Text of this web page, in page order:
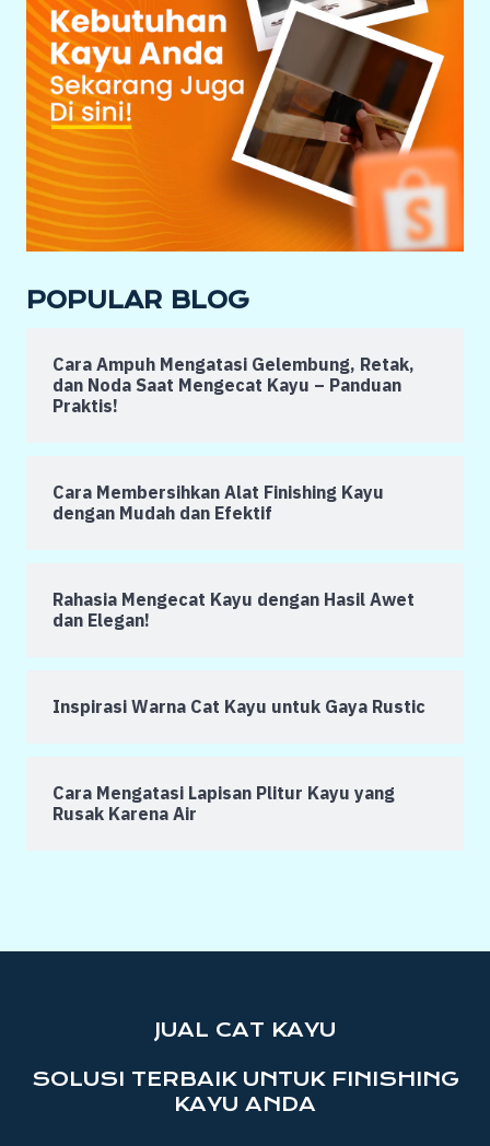
POPULAR BLOG
Cara Ampuh Mengatasi Gelembung, Retak,
dan Noda Saat Mengecat Kayu – Panduan
Praktis!
Cara Membersihkan Alat Finishing Kayu
dengan Mudah dan Efektif
Rahasia Mengecat Kayu dengan Hasil Awet
dan Elegan!
Inspirasi Warna Cat Kayu untuk Gaya Rustic
Cara Mengatasi Lapisan Plitur Kayu yang
Rusak Karena Air
JUAL CAT KAYU
SOLUSI TERBAIK UNTUK FINISHING
KAYU ANDA